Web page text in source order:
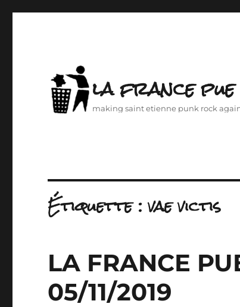
la france pue
making saint etienne punk rock
Étiquette :vae victis
LA FRANCE
05/11/2019